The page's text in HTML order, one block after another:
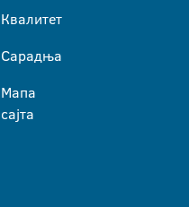
Квалитет
Сарадња
Мапа
сајта